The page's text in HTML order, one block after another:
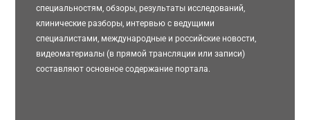
специальностям, обзоры, результаты исследований,
клинические разборы, интервью с ведущими
специалистами, международные и российские новости,
видеоматериалы (в прямой трансляции или записи)
составляют основное содержание портала.